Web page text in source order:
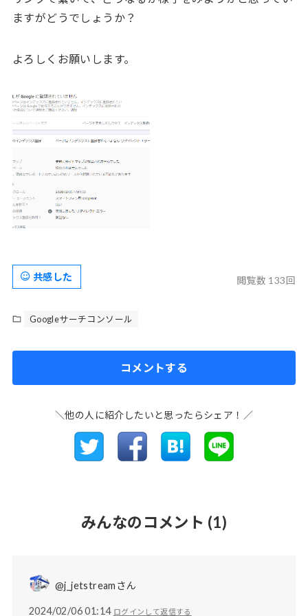
ますがどうでしょうか？
よろしくお願いします。
閲覧数 133回
共感した
Googleサーチコンソール
コメントする
＼他の人に紹介したいと思ったらシェア！／
みんなのコメント (1)
@j_jetstreamさん
2024/02/06 01:14 ログインして返信する